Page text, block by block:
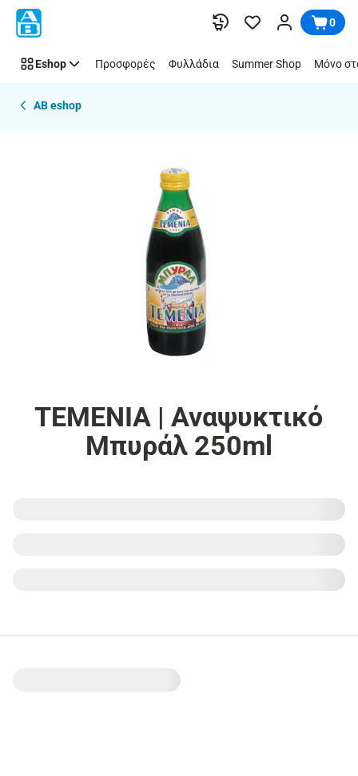
Παράλειψη 0
Eshop Προσφορές Φυλλάδια Summer Shop Μόνο
AB eshop
TEMENIA | Αναψυκτικό
Μπυράλ 250ml